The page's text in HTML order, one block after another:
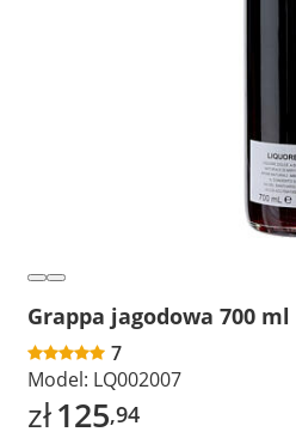
Grappa jagodowa 700 ml
7
Model: LQ002007
zł125,94